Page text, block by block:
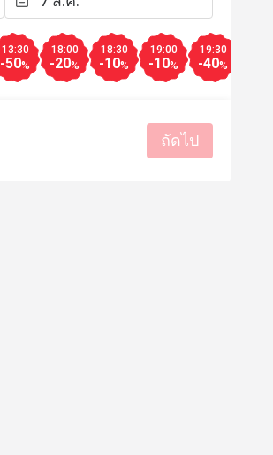
มีประโยชน์ (0)
13:30
-50%
18:00
-20%
18:30
-10%
19:00
-10%
19:30
-40%
ถัดไป